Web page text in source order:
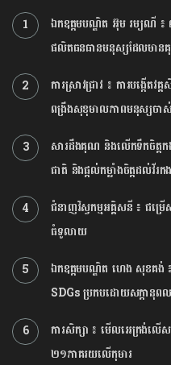
1
ឯកឧត្តមបណ្ឌិត អ៊ុម រម្យណី ៖
ផលិតធនធានមនុស្សដែលមា
2
ការស្រាវជ្រាវ ៖ ការបង្កើត
ពង្រឹងសុខុមាលភាពមនុស្សចា
3
សារដឹងគុណ និង​លើកទឹកចិត្តក
ជាតិ និងផ្ដល់កម្លាំងចិត្តដល់វីរ
4
ជំនាញ​វិស្វកម្ម​អគ្គិសនី​ ​៖ ​ជម្រ
ធំ​ទូលាយ​
5
ឯកឧត្តមបណ្ឌិត ហេង សុខគង់
SDGs ប្រកបដោយសក្តានុពល
6
ការសិក្សា ៖ មើលអេក្រង់លើស
២១ភាគរយលើកុមារ